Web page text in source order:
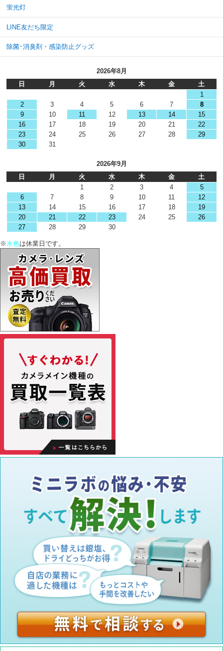
蛍光灯
LINE友だち限定
除菌･消臭剤・感染防止グッズ
2026年8月
日
月 火 水 木 金
土
1
2
3 4 5 6 7
8
9
10 11 12 13 14
15
16
17 18 19 20 21
22
23
24 25 26 27 28
29
30
31
2026年9月
日
月 火 水 木 金
土
1
2 3 4
5
6
7 8 9 10 11
12
13
14 15 16 17 18
19
20
21 22 23 24 25
26
27
28 29 30
※水色は休業日です。